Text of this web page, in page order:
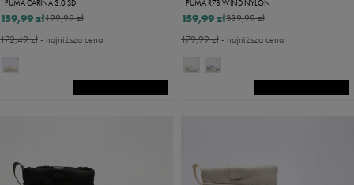
PUMA CARINA 3.0 SD
199,99 zł
159,99 zł
172,49 zł- najniższa cena
PUMA R78 WIND NYLON
339,99 zł
159,99 zł
179,99 zł- najniższa cena